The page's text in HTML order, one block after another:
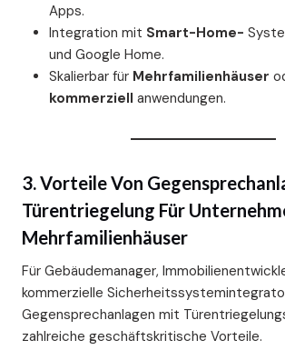
Apps.
Integration mit Smart-Home-
und Google Home.
Skalierbar für Mehrfamilienhäuser
kommerziell anwendungen.
3. Vorteile Von
Türentriegelung Für
Mehrfamilienhäuser
Für Gebäudemanager,
kommerzielle
Gegensprechanlagen mit
zahlreiche geschäftskritische Vorteile.